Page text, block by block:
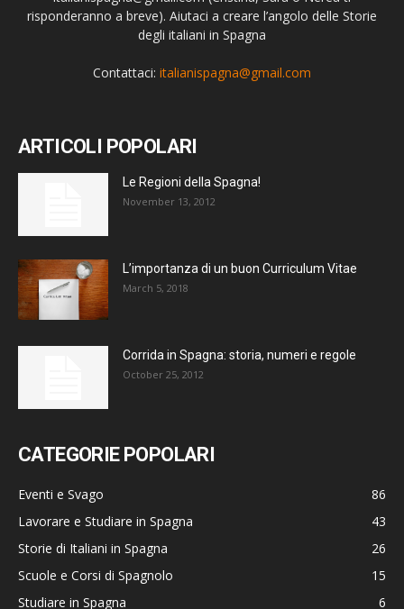
risponderanno a breve). Aiutaci a creare l’angolo delle Storie
degli italiani in Spagna
Contattaci: italianispagna@gmail.com
ARTICOLI POPOLARI
Le Regioni della Spagna!
November 13, 2012
L’importanza di un buon Curriculum Vitae
March 5, 2018
Corrida in Spagna: storia, numeri e regole
October 25, 2012
CATEGORIE POPOLARI
Eventi e Svago
86
Lavorare e Studiare in Spagna
43
Storie di Italiani in Spagna
26
Scuole e Corsi di Spagnolo
15
Studiare in Spagna
6